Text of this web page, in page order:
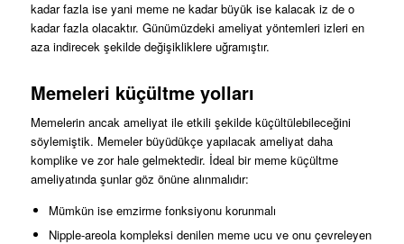
kadar fazla ise yani meme ne kadar büyük ise kalacak iz de o
kadar fazla olacaktır. Günümüzdeki ameliyat yöntemleri izleri en
aza indirecek şekilde değişikliklere uğramıştır.
Memeleri küçültme yolları
Memelerin ancak ameliyat ile etkili şekilde küçültülebileceğini
söylemiştik. Memeler büyüdükçe yapılacak ameliyat daha
komplike ve zor hale gelmektedir. İdeal bir meme küçültme
ameliyatında şunlar göz önüne alınmalıdır:
Mümkün ise emzirme fonksiyonu korunmalı
Nipple-areola kompleksi denilen meme ucu ve onu çevreleyen